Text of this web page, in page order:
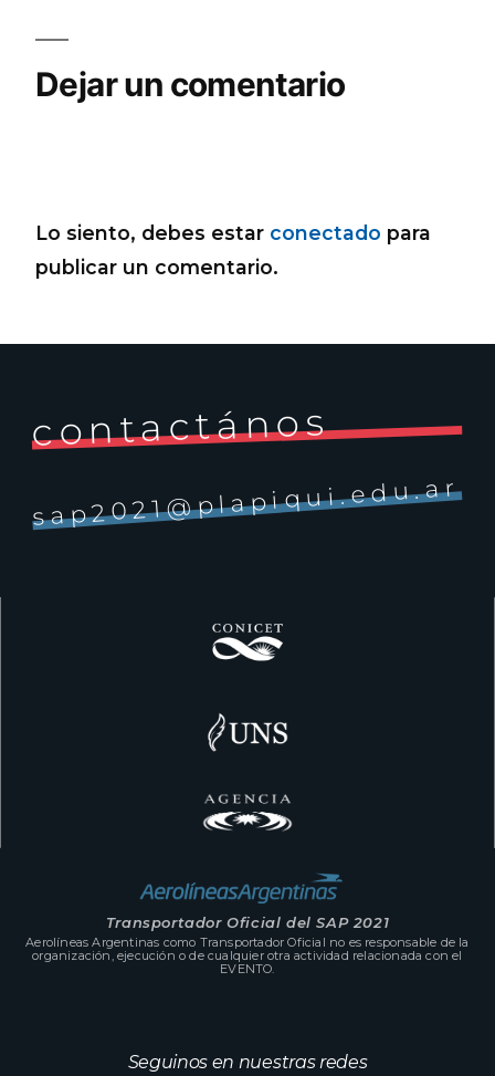
Dejar un comentario
Lo siento, debes estar conectado para
publicar un comentario.
contactános
sap2021@plapiqui.edu.ar
Transportador Oficial del SAP 2021
Aerolíneas Argentinas como Transportador Oficial no es responsable de la
organización, ejecución o de cualquier otra actividad relacionada con el
EVENTO.
Seguinos en nuestras redes